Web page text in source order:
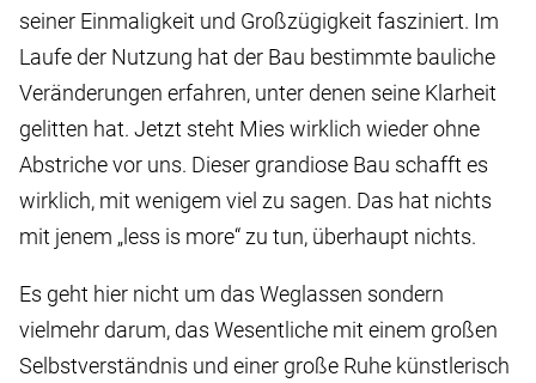
seiner Einmaligkeit und Großzügigkeit fasziniert. Im
Laufe der Nutzung hat der Bau bestimmte bauliche
Veränderungen erfahren, unter denen seine Klarheit
gelitten hat. Jetzt steht Mies wirklich wieder ohne
Abstriche vor uns. Dieser grandiose Bau schafft es
wirklich, mit wenigem viel zu sagen. Das hat nichts
mit jenem „less is more“ zu tun, überhaupt nichts.
Es geht hier nicht um das Weglassen sondern
vielmehr darum, das Wesentliche mit einem großen
Selbstverständnis und einer große Ruhe künstlerisch